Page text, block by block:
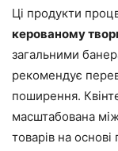
Ці продукти
керованому
загальними
рекомендує
поширення.
масштабована
товарів на